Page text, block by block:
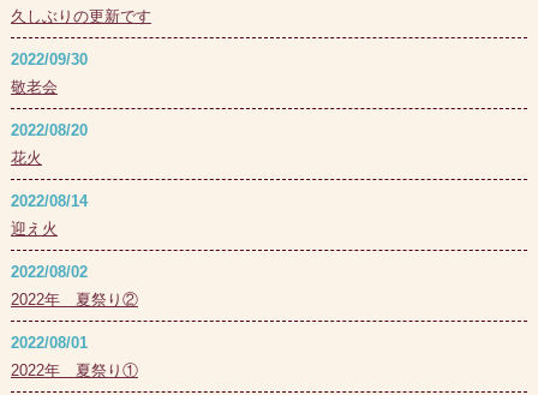
久しぶりの更新です
2022/09/30
敬老会
2022/08/20
花火
2022/08/14
迎え火
2022/08/02
2022年 夏祭り②
2022/08/01
2022年 夏祭り①